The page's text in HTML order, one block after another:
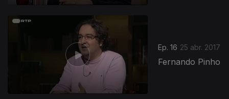
Ep. 16 25 abr. 2017
Fernando Pinho